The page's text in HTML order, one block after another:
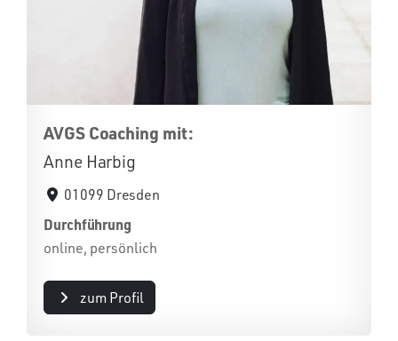
AVGS Coaching mit:
Anne Harbig
01099 Dresden
Durchführung
online, persönlich
zum Profil